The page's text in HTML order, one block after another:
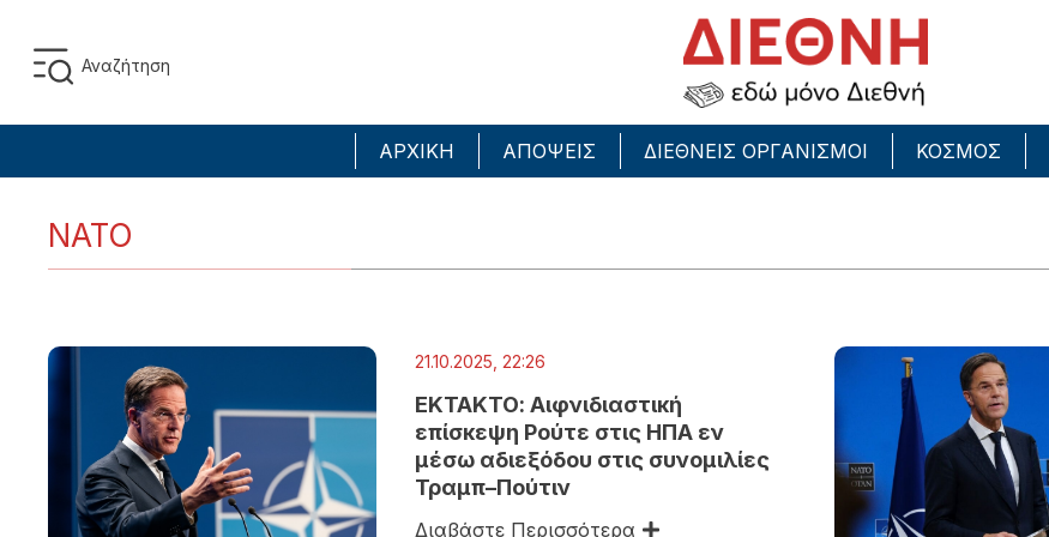
ΑΡΧΙΚΗ ΑΠΟΨΕΙΣ ΔΙΕΘΝΕΙΣ ΟΡΓΑΝΙΣΜΟΙ ΚΟΣΜΟΣ
ΝΑΤΟ
21.10.2025, 22:26
ΕΚΤΑΚΤΟ: Αιφνιδιαστική
επίσκεψη Ρούτε στις ΗΠΑ εν
μέσω αδιεξόδου στις συνομιλίες
Τραμπ–Πούτιν
Διαβάστε Περισσότερα